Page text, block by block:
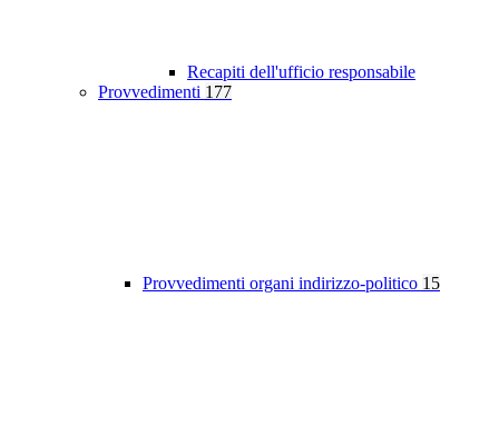
Recapiti dell'ufficio responsabile
Provvedimenti 177
Provvedimenti organi indirizzo-politico 15